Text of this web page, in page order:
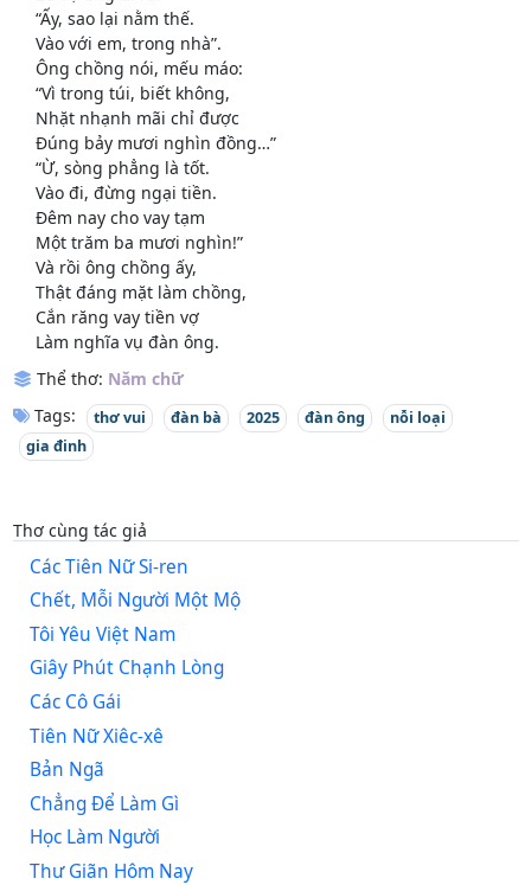
“Ấy, sao lại nằm thế.
Vào với em, trong nhà”.
Ông chồng nói, mếu máo:
“Vì trong túi, biết không,
Nhặt nhạnh mãi chỉ được
Đúng bảy mươi nghìn đồng…”
“Ừ, sòng phẳng là tốt.
Vào đi, đừng ngại tiền.
Đêm nay cho vay tạm
Một trăm ba mươi nghìn!”
Và rồi ông chồng ấy,
Thật đáng mặt làm chồng,
Cắn răng vay tiền vợ
Làm nghĩa vụ đàn ông.
Thể thơ: Năm chữ
Tags:
thơ vui đàn bà 2025 đàn ông
nỗi loại
gia đinh
Thơ cùng tác giả
Các Tiên Nữ Si-ren
Chết, Mỗi Người Một Mộ
Tôi Yêu Việt Nam
Giây Phút Chạnh Lòng
Các Cô Gái
Tiên Nữ Xiêc-xê
Bản Ngã
Chẳng Để Làm Gì
Học Làm Người
Thư Giãn Hôm Nay